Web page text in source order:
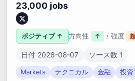
23,000 jobs
ポジティブ ↑ 方向性 ↑ / 強度
日付 2026-08-07 ソース数 1
Markets テクニカル 金融 投資